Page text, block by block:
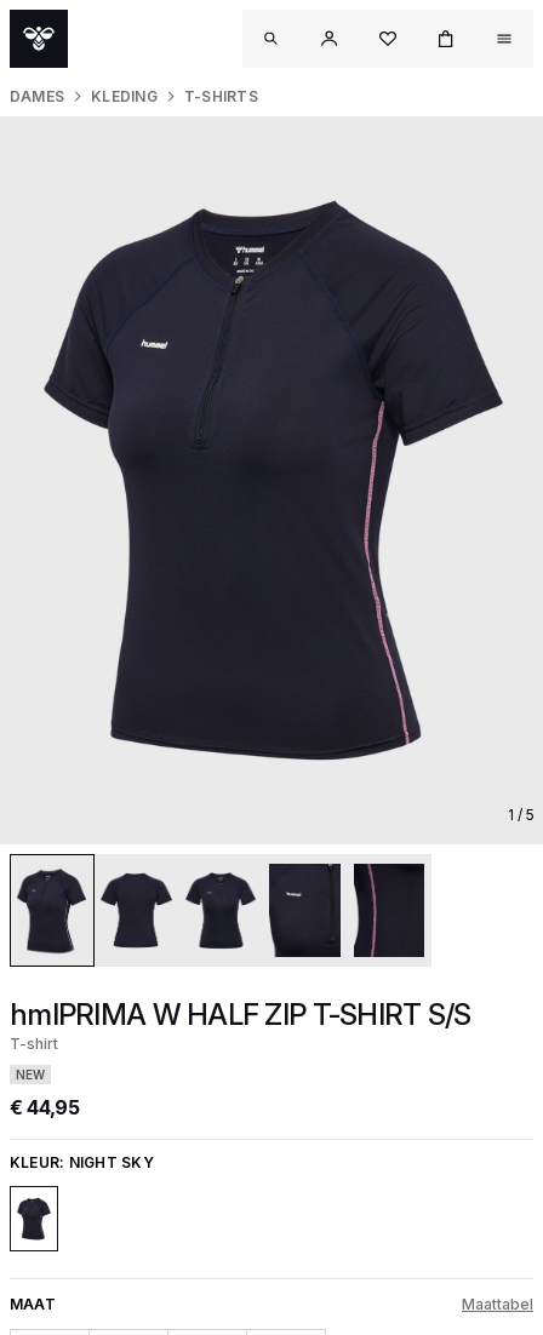
DAMES KLEDING T-SHIRTS
1 / 5
hmlPRIMA W HALF ZIP T-SHIRT S/S
T-shirt
NEW
€ 44,95
KLEUR: NIGHT SKY
MAAT Maattabel